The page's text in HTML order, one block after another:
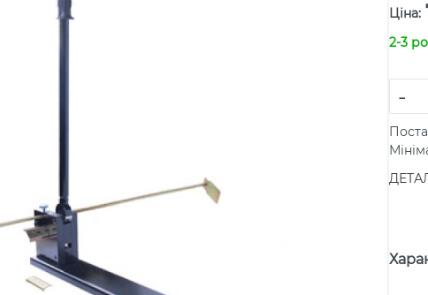
Ціна:
2-3
-